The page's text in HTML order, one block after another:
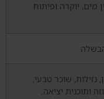
יוקרה ופיתוח
שוכר טבעי,
ותוכנית יציאה.